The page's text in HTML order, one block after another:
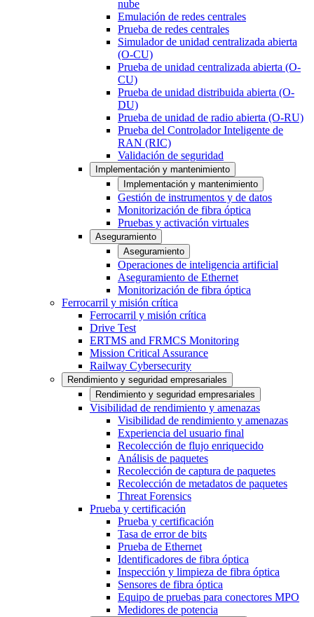
nube
Emulación de redes centrales
Prueba de redes centrales
Simulador de unidad centralizada abierta
(O-CU)
Prueba de unidad centralizada abierta (O-
CU)
Prueba de unidad distribuida abierta (O-
DU)
Prueba de unidad de radio abierta (O-RU)
Prueba del Controlador Inteligente de
RAN (RIC)
Validación de seguridad
Implementación y mantenimiento
Implementación y mantenimiento
Gestión de instrumentos y de datos
Monitorización de fibra óptica
Pruebas y activación virtuales
Aseguramiento
Aseguramiento
Operaciones de inteligencia artificial
Aseguramiento de Ethernet
Monitorización de fibra óptica
Ferrocarril y misión crítica
Ferrocarril y misión crítica
Drive Test
ERTMS and FRMCS Monitoring
Mission Critical Assurance
Railway Cybersecurity
Rendimiento y seguridad empresariales
Rendimiento y seguridad empresariales
Visibilidad de rendimiento y amenazas
Visibilidad de rendimiento y amenazas
Experiencia del usuario final
Recolección de flujo enriquecido
Análisis de paquetes
Recolección de captura de paquetes
Recolección de metadatos de paquetes
Threat Forensics
Prueba y certificación
Prueba y certificación
Tasa de error de bits
Prueba de Ethernet
Identificadores de fibra óptica
Inspección y limpieza de fibra óptica
Sensores de fibra óptica
Equipo de pruebas para conectores MPO
Medidores de potencia